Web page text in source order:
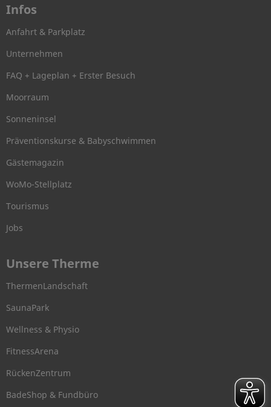
Infos
Anfahrt & Parkplatz
Unternehmen
FAQ + Lageplan + Erster Besuch
Moorraum
Sonneninsel
Präventionskurse & Babyschwimmen
Gästemagazin
WoMo-Stellplatz
Tourismus
Jobs
Unsere Therme
ThermenLandschaft
SaunaPark
Wellness & Physio
FitnessArena
RückenZentrum
BadeShop & Fundbüro